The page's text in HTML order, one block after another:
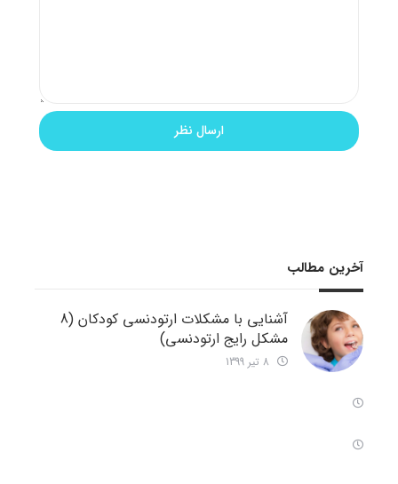
آخرین مطالب
آشنایی با مشکلات ارتودنسی کودکان (8
مشکل رایج ارتودنسی)